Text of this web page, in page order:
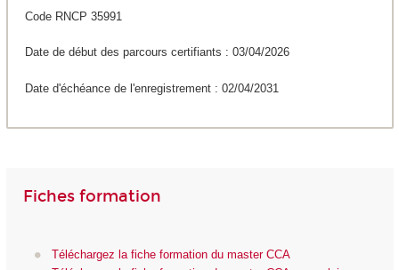
Code RNCP 35991
Date de début des parcours certifiants : 03/04/2026
Date d'échéance de l'enregistrement : 02/04/2031
Fiches formation
Téléchargez la fiche formation du master CCA